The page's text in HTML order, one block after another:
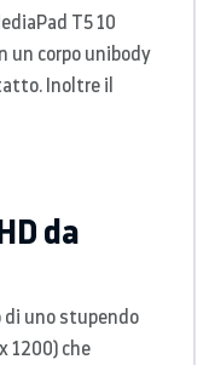
T5 10
un corpo unibody
Inoltre il
da
di uno stupendo
1200) che